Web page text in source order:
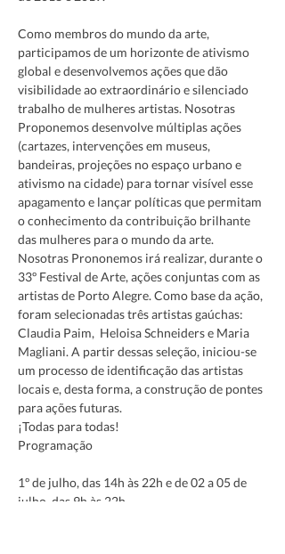
Como membros do mundo da arte,
participamos de um horizonte de ativismo
global e desenvolvemos ações que dão
visibilidade ao extraordinário e silenciado
trabalho de mulheres artistas. Nosotras
Proponemos desenvolve múltiplas ações
(cartazes, intervenções em museus,
bandeiras, projeções no espaço urbano e
ativismo na cidade) para tornar visível esse
apagamento e lançar políticas que permitam
o conhecimento da contribuição brilhante
das mulheres para o mundo da arte.
Nosotras Prononemos irá realizar, durante o
33º Festival de Arte, ações conjuntas com as
artistas de Porto Alegre. Como base da ação,
foram selecionadas três artistas gaúchas:
Claudia Paim,  Heloisa Schneiders e Maria
Magliani. A partir dessas seleção, iniciou-se
um processo de identificação das artistas
locais e, desta forma, a construção de pontes
para ações futuras.
¡Todas para todas!
1º de julho, das 14h às 22h e de 02 a 05 de
julho, das 9h às 22h.